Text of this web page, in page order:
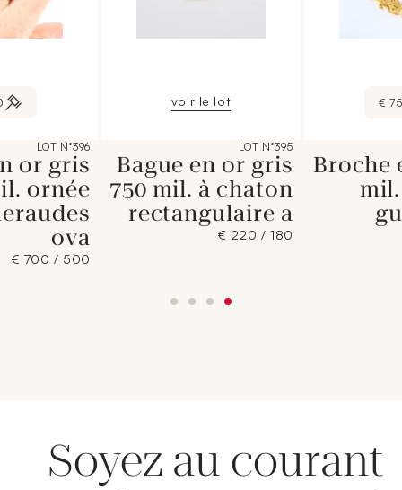
Broche
voir le lot
LOT N°395
Bague en or gris
750 mil. à chaton
rectangulaire a
180 / 220 €
LOT N°396
or gris
ornée
ova
500 / 700 €
Soyez au courant